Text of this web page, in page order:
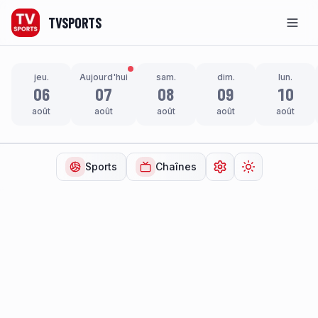
TVSPORTS
jeu.
06
août
Aujourd'hui
07
août
sam.
08
août
dim.
09
août
lun.
10
août
Sports Chaînes Ouvrir lesChanger de